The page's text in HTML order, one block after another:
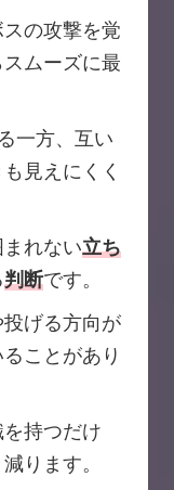
の攻撃を覚
ムーズに最
一方、互い
見えにくく
れない立ち
判断です。
げる方向が
ことがあり
持つだけ
ります。